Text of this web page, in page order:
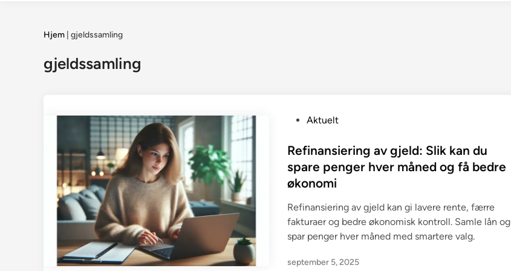
Hjem gjeldssamling
gjeldssamling
s
t
d
i
n
Aktuelt
Refinansiering av gjeld: Slik kan du
spare penger hver måned og få bedre
økonomi
Refinansiering av gjeld kan gi lavere rente, færre
fakturaer og bedre økonomisk kontroll. Samle lån og
spar penger hver måned med smartere valg.
september 5, 2025